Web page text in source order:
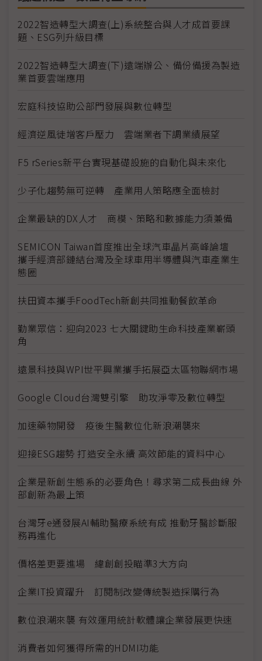
2022智造轉型大調查(上)系統整合與人才成首要課
題、ESG列升級目標
2022智造轉型大調查(下)遠端辦公、備份備援為製造
業首要雲端應用
宏庭科技協助公部門發展與數位轉型
經濟逆風徒增客戶壓力 雲端業者下調業績展望
F5 rSeries新平台實現基礎設施的自動化與未來化
少子化趨勢無可逆轉 產業用人策略應全面檢討
企業最缺的DX人才 商模、策略和數據能力須兼備
SEMICON Taiwan首度推出全球汽車晶片高峰論壇
攜手經濟部鏈結台灣及全球車用半導體與汽車產業生
態圈
扶田資本攜手FoodTech新創共同推動餐飲革命
勤業眾信：迎向2023 七大關鍵助生命科技產業嶄頭
角
遠景科技與WPI世平興業攜手拓展亞太區物聯網市場
Google Cloud台灣雙引擎 助攻淨零及數位轉型
加速藥物開發 疫後生醫數位化新浪潮襲來
迎接ESG趨勢 打造安全永續 高效節能的資料中心
企業是新創生態系的必要角色！尋求第二成長曲線 外
部創新為最上策
台灣牙e通發展AI輔助醫療系統有成 推動牙醫診斷服
務再進化
價格差更要進場 緯創創投瞄準3大方向
企業IT投資躍升 訂閱制改變傳統製造採購行為
數位浪潮來襲 有效運用統計軟體讓企業發展更快速
消費者如何獲得所需的HDMI功能